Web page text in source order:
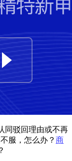
同驳回理由或不再
服，怎么办？ 商